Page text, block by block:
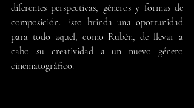
diferentes perspectivas, géneros y formas de
composición. Esto brinda una oportunidad
para todo aquel, como Rubén, de llevar a
cabo su creatividad a un nuevo género
cinematográfico.